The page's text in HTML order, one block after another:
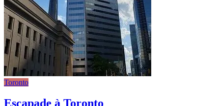
Toronto
Escapade à Toronto